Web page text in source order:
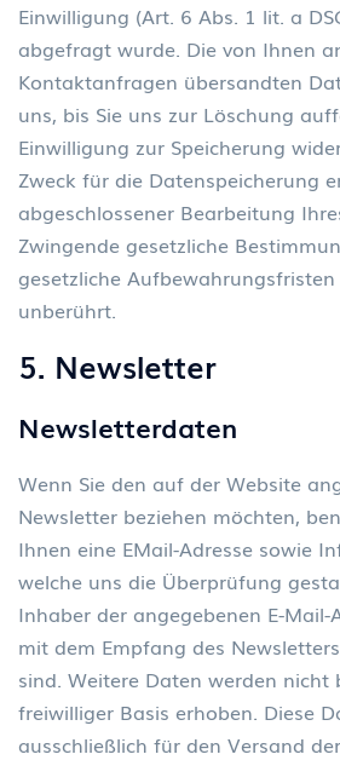
Einwilligung (Art. 6 Abs. 1 lit. a
abgefragt wurde. Die von Ihnen
Kontaktanfragen übersandten
uns, bis Sie uns zur Löschung
Einwilligung zur Speicherung
Zweck für die Datenspeicherung
abgeschlossener Bearbeitung
Zwingende gesetzliche
gesetzliche
unberührt.
5. Newsletter
Newsletterdaten
Wenn Sie den auf der Website
Newsletter beziehen möchten,
Ihnen eine EMail-Adresse sowie
welche uns die Überprüfung
Inhaber der angegebenen E-Mail-
mit dem Empfang des
sind. Weitere Daten werden nicht
freiwilliger Basis erhoben. Diese
ausschließlich für den Versand